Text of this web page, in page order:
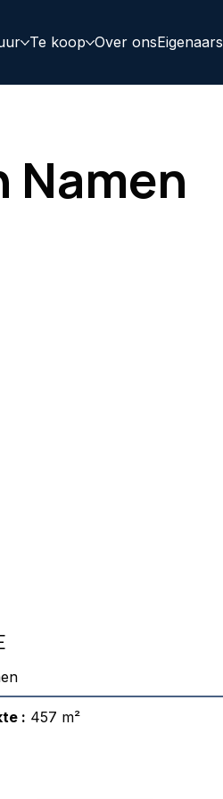
Te koop Over onsEigenaars
Namen
: 457 m²